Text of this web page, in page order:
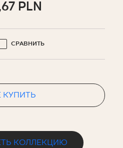
PLN
СРАВНИТЬ
КУПИТЬ
КОЛЛЕКЦИЮ